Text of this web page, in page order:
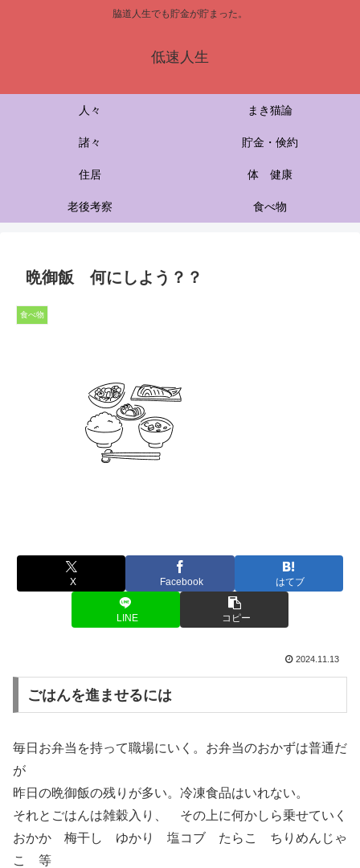
脇道人生でも貯金が貯まった。
低速人生
人々 まき猫論
諸々 貯金・倹約
住居 体 健康
老後考察 食べ物
晩御飯 何にしよう？？
食べ物
X Facebook はてブ
LINE コピー
2024.11.13
ごはんを進ませるには
毎日お弁当を持って職場にいく。お弁当のおかずは普通だ
が
昨日の晩御飯の残りが多い。冷凍食品はいれない。
それとごはんは雑穀入り、 その上に何かしら乗せていく
おかか 梅干し ゆかり 塩コブ たらこ ちりめんじゃ
こ 等